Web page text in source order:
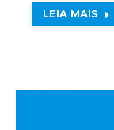
LEIA MAIS